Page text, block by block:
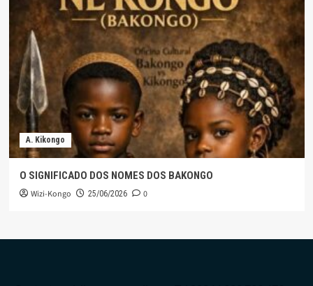
A. Kikongo
O SIGNIFICADO DOS NOMES DOS BAKONGO
Wizi-Kongo 25/06/2026 0